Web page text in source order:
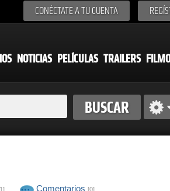
CONÉCTATE A TU CUENTA
NOTICIAS PELÍCULAS TRAILERS
Comentarios [0]